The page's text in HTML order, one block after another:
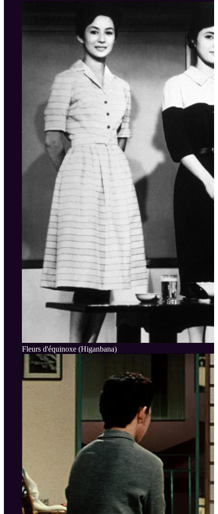
Fleurs d'équinoxe (Higanbana)